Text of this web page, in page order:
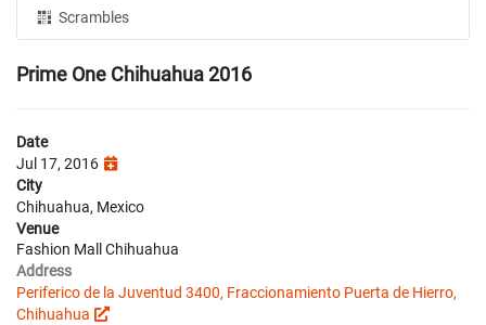
Scrambles
Prime One Chihuahua 2016
Date
Jul 17, 2016
City
Chihuahua, Mexico
Venue
Fashion Mall Chihuahua
Address
Periferico de la Juventud 3400, Fraccionamiento Puerta de Hierro,
Chihuahua